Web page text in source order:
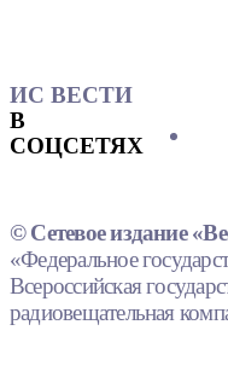
ИС ВЕСТИ
В
СОЦСЕТЯХ
© Сетевое издание
«Федеральное
Всероссийская
радиовещательная